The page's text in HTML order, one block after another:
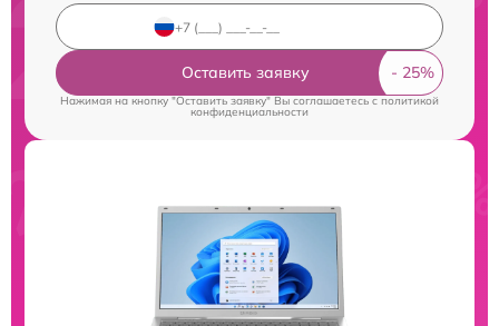
Оставить заявку
Нажимая на кнопку "Оставить заявку" Вы соглашаетесь c политикой
конфиденциальности